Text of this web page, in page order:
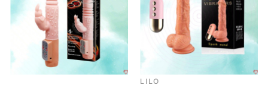
LILO